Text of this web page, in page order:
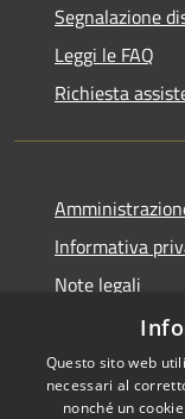
Segnalazione
Leggi le FAQ
Richiesta
Informativa
Note legali
Dichiarazione
Questo sito web
necessari al
nonché un